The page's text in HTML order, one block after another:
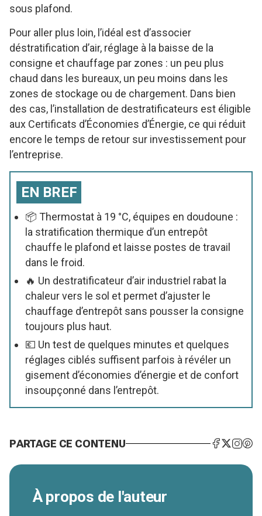
sous plafond.
Pour aller plus loin, l’idéal est d’associer
déstratification d’air, réglage à la baisse de la
consigne et chauffage par zones : un peu plus
chaud dans les bureaux, un peu moins dans les
zones de stockage ou de chargement. Dans bien
des cas, l’installation de destratificateurs est éligible
aux Certificats d’Économies d’Énergie, ce qui réduit
encore le temps de retour sur investissement pour
l’entreprise.
EN BREF
📦 Thermostat à 19 °C, équipes en doudoune :
la stratification thermique d’un entrepôt
chauffe le plafond et laisse postes de travail
dans le froid.
🔥 Un destratificateur d’air industriel rabat la
chaleur vers le sol et permet d’ajuster le
chauffage d’entrepôt sans pousser la consigne
toujours plus haut.
💶 Un test de quelques minutes et quelques
réglages ciblés suffisent parfois à révéler un
gisement d’économies d’énergie et de confort
insoupçonné dans l’entrepôt.
PARTAGE CE CONTENU
À propos de l'auteur